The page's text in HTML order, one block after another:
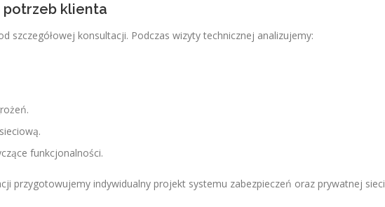
potrzeb klienta
szczegółowej konsultacji. Podczas wizyty technicznej analizujemy:
funkcjonalności.
przygotowujemy indywidualny projekt systemu zabezpieczeń oraz prywatnej sieci